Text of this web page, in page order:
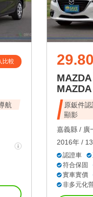
比較
航
29.80
MAZDA
MAZDA
原鈑件
顯影
嘉義縣 / 廣
2016年 /
認證車
符合保固
實車實價
非多元化